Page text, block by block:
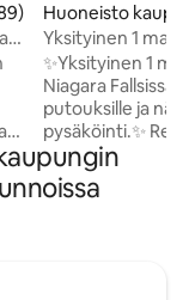
arvio 4,86/5,
-
Huoneisto
ara Falls
Yksityinen 1
Niagaran
ilmainen
✨Yksityinen 1
Niagara Fallsissa,
putouksille ja
pysäköinti.✨ Rentoudu tässä valoisassa
ja mukavassa 2.
lomakohteessa,
Niagaran